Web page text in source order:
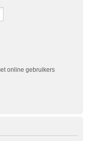
online gebruikers